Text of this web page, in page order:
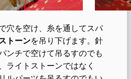
穴を空け、糸を通してスパ
トーンを吊り下げます。針
ンチで空けて吊るすのでも
ライトストーンではなく